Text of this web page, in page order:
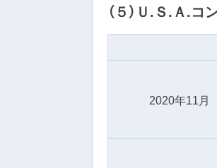
（５）Ｕ.Ｓ.Ａ.
2020年11月